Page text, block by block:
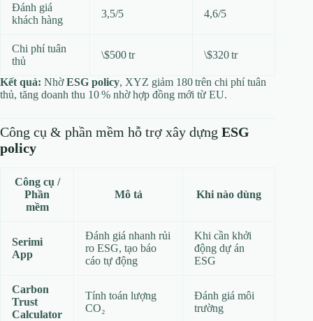
Đánh giá
khách hàng
3,5/5 4,6/5
Chi phí tuân
thủ
\$500 tr \$320 tr
Kết quả: NhờESG policy, XYZ giảm 180 trên chi phí tuân
thủ, tăng doanh thu 10 % nhờ hợp đồng mới từ EU.
Công cụ & phần mềm hỗ trợ xây dựng ESG
policy
Công cụ /
Phần
mềm
Mô tả Khi nào dùng
Serimi
App
Đánh giá nhanh rủi
ro ESG, tạo báo
cáo tự động
Khi cần khởi
động dự án
ESG
Carbon
Trust
Calculator
Tính toán lượng
CO₂
Đánh giá môi
trường